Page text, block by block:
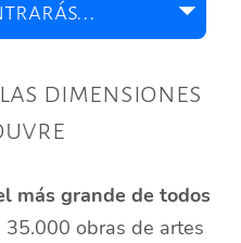
dimensiones
más grande de todos
35.000 obras de artes